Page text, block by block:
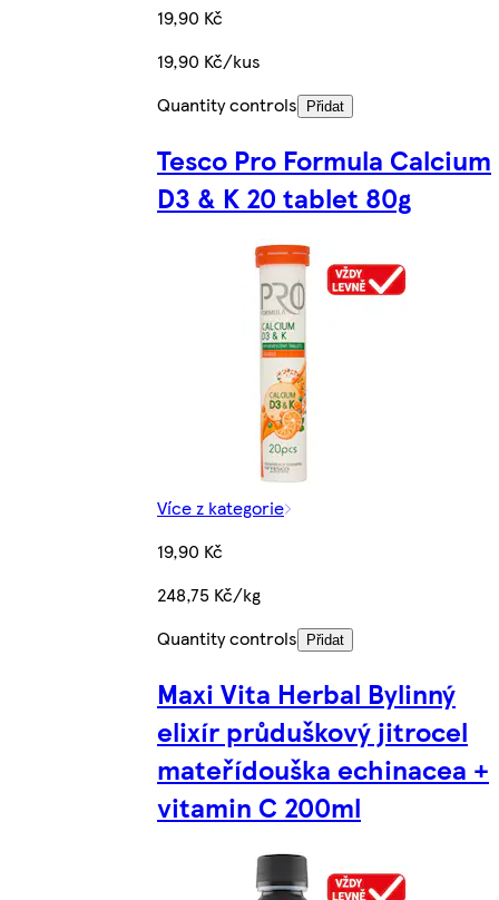
19,90 Kč
19,90 Kč/kus
Quantity controls
Přidat
Tesco Pro Formula Calcium
D3 & K 20 tablet 80g
Více z kategorie
19,90 Kč
248,75 Kč/kg
Quantity controls
Přidat
Maxi Vita Herbal Bylinný
elixír průduškový jitrocel
mateřídouška echinacea +
vitamin C 200ml